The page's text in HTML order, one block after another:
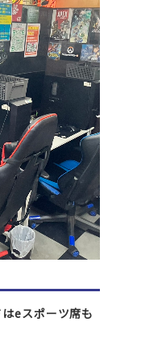
eスポーツ席も